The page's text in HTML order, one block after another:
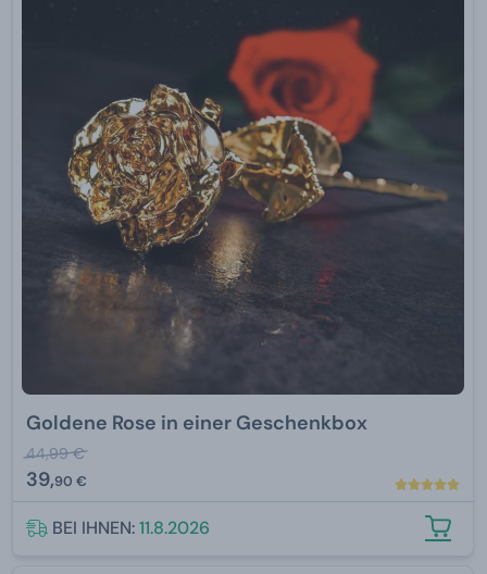
Goldene Rose in einer Geschenkbox
44,99 €
39,90 €
BEI IHNEN:11.8.2026